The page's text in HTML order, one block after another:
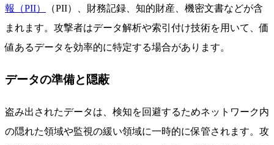
報（PII）
（PII）、財務記録、知的財産、機密文書などが含
まれます。攻撃者はデータ解析や索引付け技術を用いて、価
値あるデータを効率的に特定する場合があります。
データの準備と隠蔽
盗み出されたデータは、検知を回避するためネットワーク内
の隠れた領域や監視の緩い領域に一時的に保管されます。攻